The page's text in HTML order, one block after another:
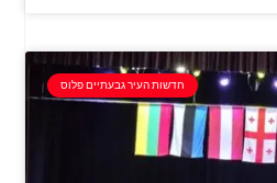
חדשות העיר גבעתיים פלוס